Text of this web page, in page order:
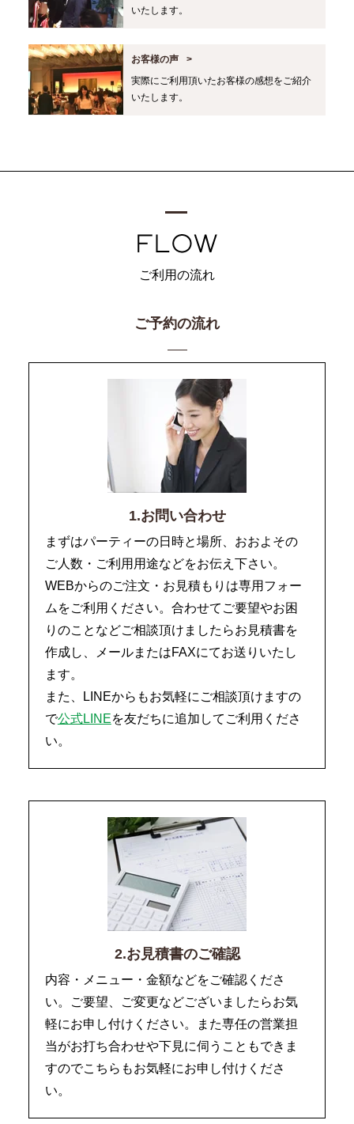
いたします。
お客様の声
実際にご利用頂いたお客様の感想をご紹介
いたします。
ご利用の流れ
ご予約の流れ
1.お問い合わせ
まずはパーティーの日時と場所、おおよその
ご人数・ご利用用途などをお伝え下さい。
WEBからのご注文・お見積もりは専用フォー
ムをご利用ください。合わせてご要望やお困
りのことなどご相談頂けましたらお見積書を
作成し、メールまたはFAXにてお送りいたし
ます。
また、LINEからもお気軽にご相談頂けますの
で公式LINEを友だちに追加してご利用くださ
い。
2.お見積書のご確認
内容・メニュー・金額などをご確認くださ
い。ご要望、ご変更などございましたらお気
軽にお申し付けください。また専任の営業担
当がお打ち合わせや下見に伺うこともできま
すのでこちらもお気軽にお申し付けくださ
い。